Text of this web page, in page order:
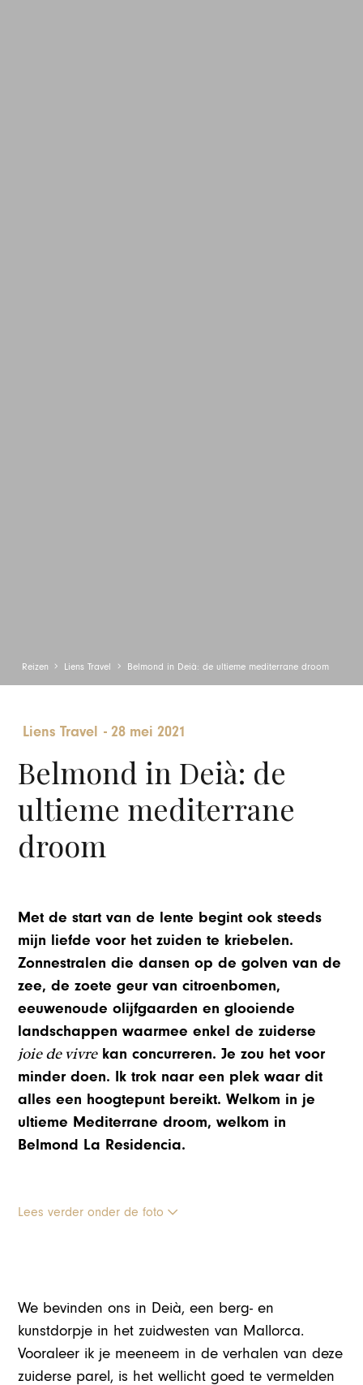
Reizen Liens Travel Belmond in Deià: de ultieme mediterrane droom
Liens Travel -28 mei 2021
Belmond in Deià: de
ultieme mediterrane
droom
Met de start van de lente begint ook steeds
mijn liefde voor het zuiden te kriebelen.
Zonnestralen die dansen op de golven van de
zee, de zoete geur van citroenbomen,
eeuwenoude olijfgaarden en glooiende
landschappen waarmee enkel de zuiderse
joie de vivrekan concurreren. Je zou het voor
minder doen. Ik trok naar een plek waar dit
alles een hoogtepunt bereikt. Welkom in je
ultieme Mediterrane droom, welkom in
Belmond La Residencia.
Lees verder onder de foto
We bevinden ons in Deià, een berg- en
kunstdorpje in het zuidwesten van Mallorca.
Vooraleer ik je meeneem in de verhalen van deze
zuiderse parel, is het wellicht goed te vermelden